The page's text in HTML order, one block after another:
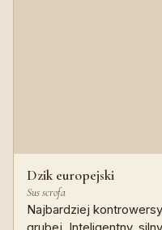
Dzik europejski
Sus scrofa
Najbardziej